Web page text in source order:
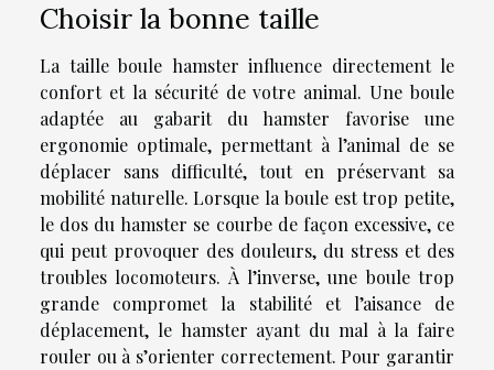
Choisir la bonne taille
La taille boule hamster influence directement le
confort et la sécurité de votre animal. Une boule
adaptée au gabarit du hamster favorise une
ergonomie optimale, permettant à l’animal de se
déplacer sans difficulté, tout en préservant sa
mobilité naturelle. Lorsque la boule est trop petite,
le dos du hamster se courbe de façon excessive, ce
qui peut provoquer des douleurs, du stress et des
troubles locomoteurs. À l’inverse, une boule trop
grande compromet la stabilité et l’aisance de
déplacement, le hamster ayant du mal à la faire
rouler ou à s’orienter correctement. Pour garantir